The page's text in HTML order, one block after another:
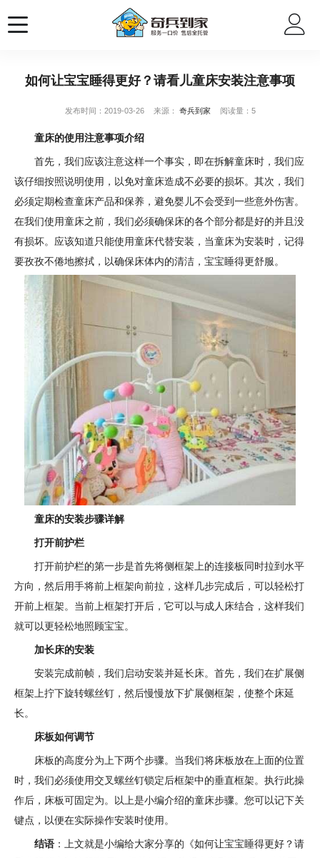
如何让宝宝睡得更好？请看儿童床安装注意事项
发布时间：2019-03-26 来源： 奇兵到家 阅读量：5
童床的使用注意事项介绍
首先，我们应该注意这样一个事实，即在拆解童床时，我们应
该仔细按照说明使用，以免对童床造成不必要的损坏。其次，我们
必须定期检查童床产品和保养，避免婴儿不会受到一些意外伤害。
在我们使用童床之前，我们必须确保床的各个部分都是好的并且没
有损坏。应该知道只能使用童床代替安装，当童床为安装时，记得
要孜孜不倦地擦拭，以确保床体内的清洁，宝宝睡得更舒服。
童床的安装步骤详解
打开前护栏
打开前护栏的第一步是首先将侧框架上的连接板同时拉到水平
方向，然后用手将前上框架向前拉，这样几步完成后，可以轻松打
开前上框架。当前上框架打开后，它可以与成人床结合，这样我们
就可以更轻松地照顾宝宝。
加长床的安装
安装完成前帧，我们启动安装并延长床。首先，我们在扩展侧
框架上拧下旋转螺丝钉，然后慢慢放下扩展侧框架，使整个床延
长。
床板如何调节
床板的高度分为上下两个步骤。当我们将床板放在上面的位置
时，我们必须使用交叉螺丝钉锁定后框架中的垂直框架。执行此操
作后，床板可固定为。以上是小编介绍的童床步骤。您可以记下关
键点，以便在实际操作安装时使用。
结语 ：上文就是小编给大家分享的《如何让宝宝睡得更好？请